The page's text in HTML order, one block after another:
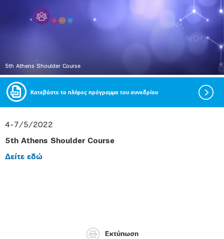
5th Athens Shoulder Course
Κατεβάστε το πλήρες πρόγραμμα του συνεδρίου
4-7/5/2022
5th Athens Shoulder Course
Δείτε εδώ
Εκτύπωση